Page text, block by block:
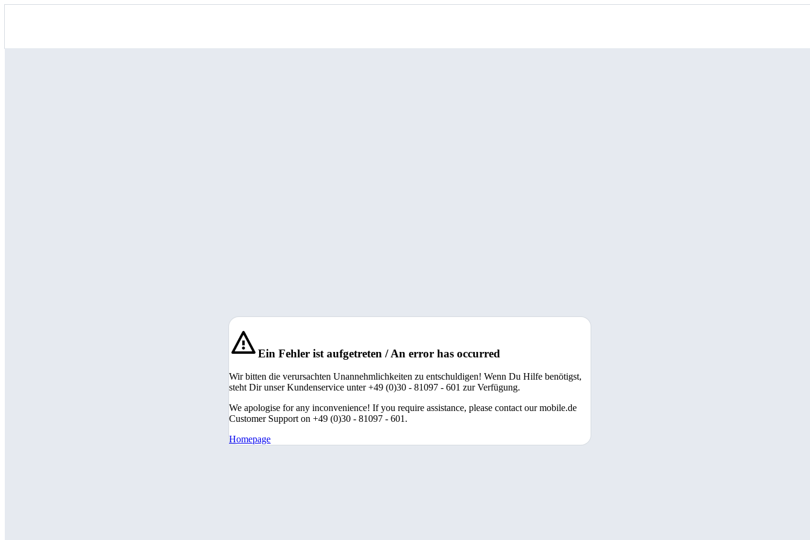
Ein Fehler ist aufgetreten / An error has occurred
Wir bitten die verursachten Unannehmlichkeiten zu entschuldigen! Wenn Du Hilfe benötigst,
steht Dir unser Kundenservice unter +49 (0)30 - 81097 - 601 zur Verfügung.
We apologise for any inconvenience! If you require assistance, please contact our mobile.de
Customer Support on +49 (0)30 - 81097 - 601.
Homepage